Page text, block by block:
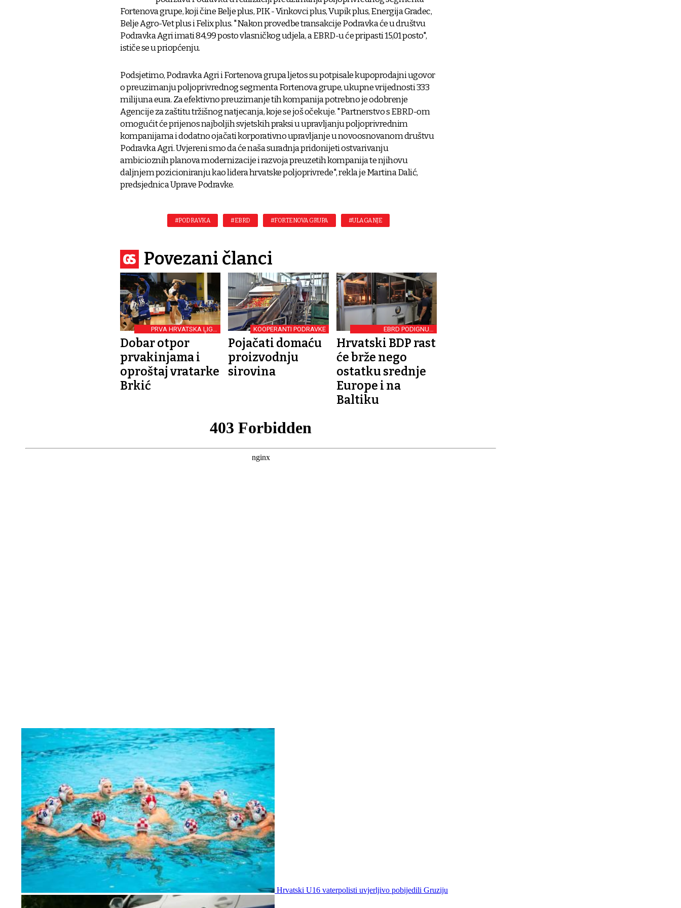
Fortenova grupe, koji čine Belje plus, PIK - Vinkovci plus, Vupik plus, Energija Gradec,
Belje Agro-Vet plus i Felix plus. "Nakon provedbe transakcije Podravka će u društvu
Podravka Agri imati 84,99 posto vlasničkog udjela, a EBRD-u će pripasti 15,01 posto",
ističe se u priopćenju.
Podsjetimo, Podravka Agri i Fortenova grupa ljetos su potpisale kupoprodajni ugovor
o preuzimanju poljoprivrednog segmenta Fortenova grupe, ukupne vrijednosti 333
milijuna eura. Za efektivno preuzimanje tih kompanija potrebno je odobrenje
Agencije za zaštitu tržišnog natjecanja, koje se još očekuje. "Partnerstvo s EBRD-om
omogućit će prijenos najboljih svjetskih praksi u upravljanju poljoprivrednim
kompanijama i dodatno ojačati korporativno upravljanje u novoosnovanom društvu
Podravka Agri. Uvjereni smo da će naša suradnja pridonijeti ostvarivanju
ambicioznih planova modernizacije i razvoja preuzetih kompanija te njihovu
daljnjem pozicioniranju kao lidera hrvatske poljoprivrede", rekla je Martina Dalić,
predsjednica Uprave Podravke.
#PODRAVKA #EBRD #FORTENOVA GRUPA #ULAGANJE
Povezani članci
PRVA HRVATSKA LIGA
RUKOMETAŠICA
Dobar otpor
prvakinjama i
oproštaj vratarke
Brkić
KOOPERANTI PODRAVKE
Pojačati domaću
proizvodnju
sirovina
EBRD PODIGNUO
PROGNOZU
Hrvatski BDP rast
će brže nego
ostatku srednje
Europe i na
Baltiku
Hrvatski U16 vaterpolisti uvjerljivo pobijedili Gruziju